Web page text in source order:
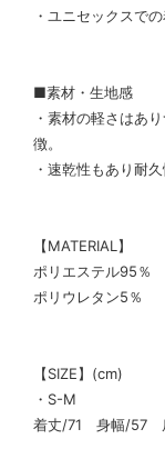
・ユニセックスで
■素材・生地感
・素材の軽さはあ
徴。
・速乾性もあり耐
【MATERIAL】
ポリエステル95％
ポリウレタン5％
【SIZE】(cm)
・S-M
着丈/71 身幅/57